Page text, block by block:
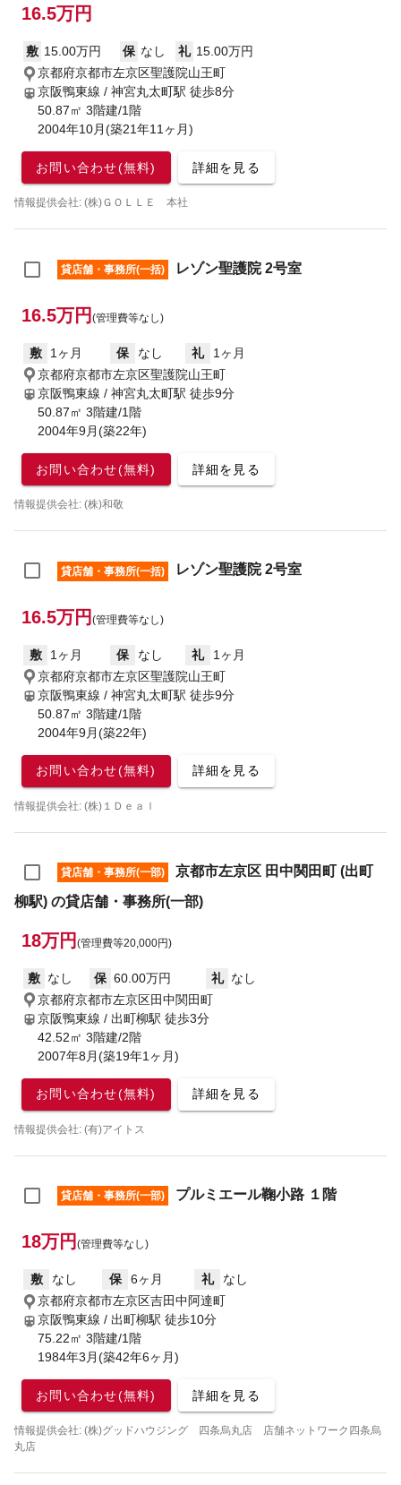
16.5万円
敷 15.00万円 保 なし 礼 15.00万円
京都府京都市左京区聖護院山王町
京阪鴨東線 / 神宮丸太町駅 徒歩8分
50.87㎡ 3階建/1階
2004年10月(築21年11ヶ月)
お問い合わせ(無料) 詳細を見る
情報提供会社: (株)ＧＯＬＬＥ 本社
貸店舗・事務所(一括) レゾン聖護院 2号室
16.5万円 (管理費等なし)
敷 1ヶ月 保 なし 礼
1ヶ月
京都府京都市左京区聖護院山王町
京阪鴨東線 / 神宮丸太町駅 徒歩9分
50.87㎡ 3階建/1階
2004年9月(築22年)
お問い合わせ(無料) 詳細を見る
情報提供会社: (株)和敬
貸店舗・事務所(一括) レゾン聖護院 2号室
16.5万円 (管理費等なし)
敷 1ヶ月 保 なし 礼
1ヶ月
京都府京都市左京区聖護院山王町
京阪鴨東線 / 神宮丸太町駅 徒歩9分
50.87㎡ 3階建/1階
2004年9月(築22年)
お問い合わせ(無料) 詳細を見る
情報提供会社: (株)１Ｄｅａｌ
貸店舗・事務所(一部)
京都市左京区 田中関田町 (出町
柳駅) の貸店舗・事務所(一部)
18万円 (管理費等20,000円)
敷 なし 保 60.00万円 礼 なし
京都府京都市左京区田中関田町
京阪鴨東線 / 出町柳駅 徒歩3分
42.52㎡ 3階建/2階
2007年8月(築19年1ヶ月)
お問い合わせ(無料) 詳細を見る
情報提供会社: (有)アイトス
貸店舗・事務所(一部) プルミエール鞠小路 １階
18万円 (管理費等なし)
敷 なし 保 6ヶ月 礼
なし
京都府京都市左京区吉田中阿達町
京阪鴨東線 / 出町柳駅 徒歩10分
75.22㎡ 3階建/1階
1984年3月(築42年6ヶ月)
お問い合わせ(無料) 詳細を見る
情報提供会社: (株)グッドハウジング 四条烏丸店 店舗ネットワーク四条烏
丸店